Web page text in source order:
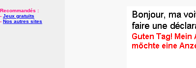
Recommandés :
- Jeux gratuits
- Nos autres sites